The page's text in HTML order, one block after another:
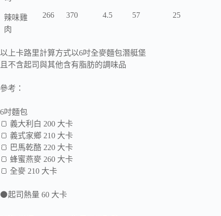
辣味雞
肉
266 370 4.5 57 25
以上卡路里計算方式以6吋全麥麵包潛艇堡
且不含起司與其他含有脂肪的調味品
參考：
6吋麵包
🍞 義大利白 200 大卡
🍞 義式家鄉 210 大卡
🍞 巴馬乾酪 220 大卡
🍞 蜂蜜燕麥 260 大卡
🍞 全麥 210 大卡
⚫起司熱量 60 大卡